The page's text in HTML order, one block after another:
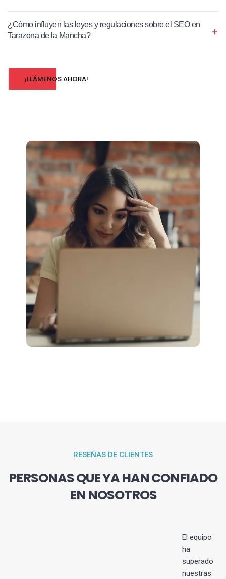
¿Cómo influyen las leyes y regulaciones sobre el SEO en
Tarazona de la Mancha?
¡LLÁMENOS AHORA!
RESEÑAS DE CLIENTES
PERSONAS QUE YA HAN CONFIADO
EN NOSOTROS
El equipo
ha
superado
nuestras